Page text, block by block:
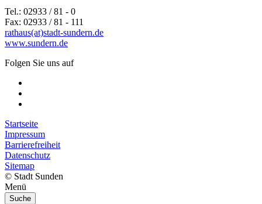
Tel.: 02933 / 81 - 0
Fax: 02933 / 81 - 111
rathaus(at)stadt-sundern.de
www.sundern.de
Folgen Sie uns auf
Startseite
Impressum
Barrierefreiheit
Datenschutz
Sitemap
© Stadt Sunden
Menü
Suche